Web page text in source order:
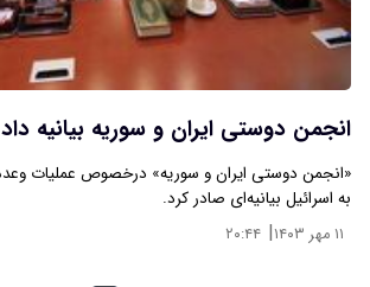
انجمن دوستی ایران و سوریه بیانیه داد
به اسرائیل بیانیه‌ای صادر کرد.
۱۱ مهر ۱۴۰۳ | ۲۰:۴۴